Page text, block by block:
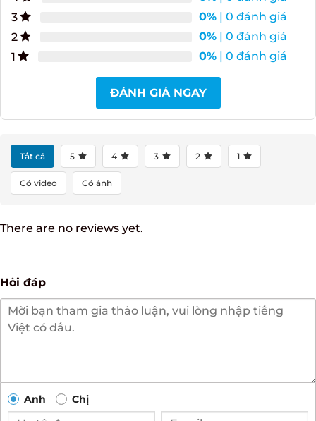
4
0%| 0 đánh giá
3
0%| 0 đánh giá
2
0%| 0 đánh giá
ĐÁNH GIÁ NGAY
Tất cả 5 4 3 2 1
Có video Có ảnh
Hỏi đáp
Anh Chị